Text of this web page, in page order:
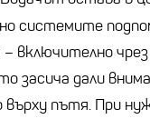
системите
– включително
засича дали
върху пътя. При